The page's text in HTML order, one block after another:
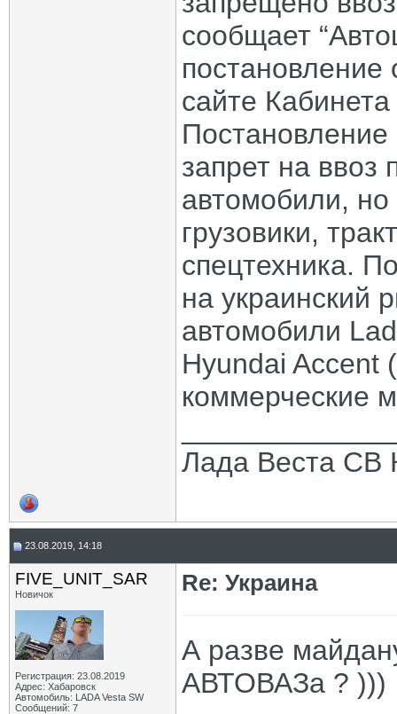
сообщает
сайте
запрет на ввоз
автомобили,
грузовики,
спецтехника.
на украинский
автомобили
Hyundai Accent
коммерческие
Лада Веста СВ
23.08.2019, 14:18
FIVE_UNIT_SAR
Новичок
Регистрация: 23.08.2019
Адрес: Хабаровск
Автомобиль: LADA Vesta SW
Сообщений: 7
Re: Украина
А разве
АВТОВАЗа ? )))